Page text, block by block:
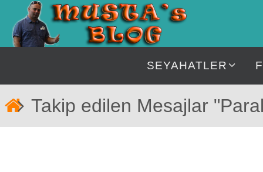
İçeriğe
geç
SEYAHATLER
Takip edilen Mesajlar